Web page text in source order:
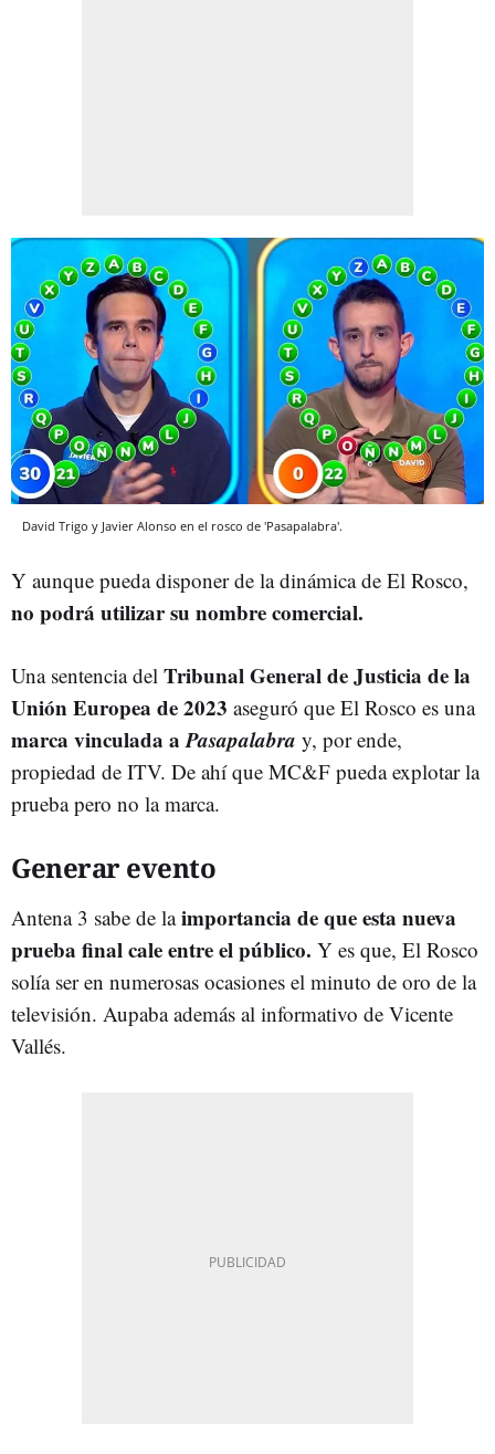
David Trigo y Javier Alonso en el rosco de 'Pasapalabra'.
Y aunque pueda disponer de la dinámica de El Rosco,
no podrá utilizar su nombre comercial.
Una sentencia del Tribunal General de Justicia de la
Unión Europea de 2023 aseguró que El Rosco es una
marca vinculada aPasapalabra y, por ende,
propiedad de ITV. De ahí que MC&F pueda explotar la
prueba pero no la marca.
Generar evento
Antena 3 sabe de laimportancia de que esta nueva
prueba final cale entre el público. Y es que, El Rosco
solía ser en numerosas ocasiones el minuto de oro de la
televisión. Aupaba además al informativo de Vicente
Vallés.